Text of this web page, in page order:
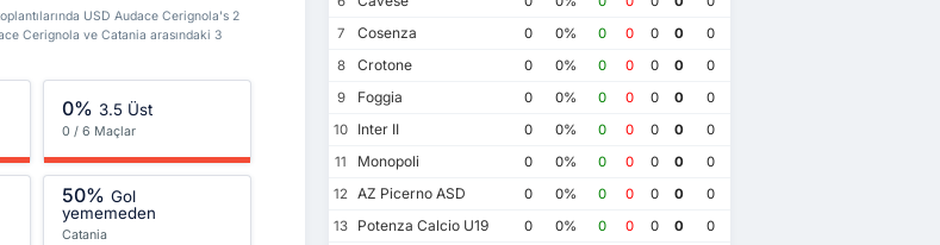
USD Audace Cerignola's 2
Cerignola ve Catania arasındaki 3
0% 3.5 Üst
0 / 6 Maçlar
50% Gol
yememeden
Catania
7
Cosenza 0 0% 0 0 0 0
0
8
Crotone 0 0% 0 0 0 0
0
9
Foggia 0 0% 0 0 0 0
0
10
Inter II 0 0% 0 0 0 0
0
11
Monopoli 0 0% 0 0 0 0
0
12
AZ Picerno ASD 0 0% 0 0 0 0
0
13
Potenza Calcio U19 0 0% 0 0 0 0
0